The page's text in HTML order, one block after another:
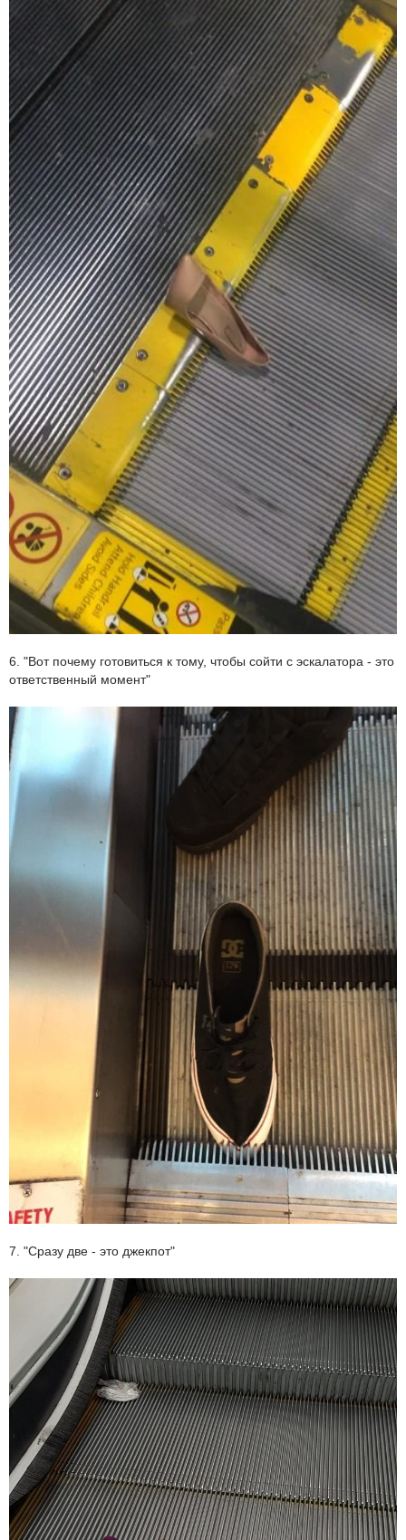
6. "Вот почему готовиться к тому, чтобы сойти с эскалатора - это
ответственный момент"
7. "Сразу две - это джекпот"